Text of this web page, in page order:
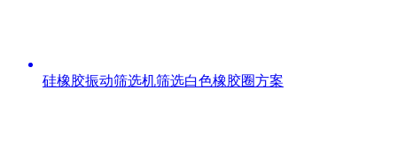
硅橡胶振动筛选机筛选白色橡胶圈方案